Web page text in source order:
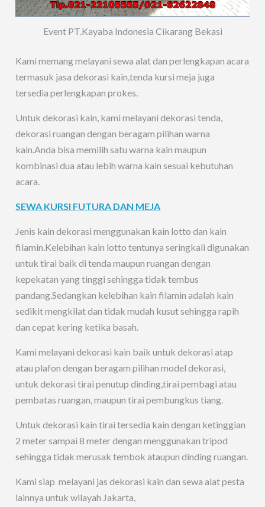
Event PT.Kayaba Indonesia Cikarang Bekasi
Kami memang melayani sewa alat dan perlengkapan acara
termasuk jasa dekorasi kain,tenda kursi meja juga
tersedia perlengkapan prokes.
Untuk dekorasi kain, kami melayani dekorasi tenda,
dekorasi ruangan dengan beragam pilihan warna
kain.Anda bisa memilih satu warna kain maupun
kombinasi dua atau lebih warna kain sesuai kebutuhan
acara.
SEWA KURSI FUTURA DAN MEJA
Jenis kain dekorasi menggunakan kain lotto dan kain
filamin.Kelebihan kain lotto tentunya seringkali digunakan
untuk tirai baik di tenda maupun ruangan dengan
kepekatan yang tinggi sehingga tidak tembus
pandang.Sedangkan kelebihan kain filamin adalah kain
sedikit mengkilat dan tidak mudah kusut sehingga rapih
dan cepat kering ketika basah.
Kami melayani dekorasi kain baik untuk dekorasi atap
atau plafon dengan beragam pilihan model dekorasi,
untuk dekorasi tirai penutup dinding,tirai pembagi atau
pembatas ruangan, maupun tirai pembungkus tiang.
Untuk dekorasi kain tirai tersedia kain dengan ketinggian
2 meter sampai 8 meter dengan menggunakan tripod
sehingga tidak merusak tembok ataupun dinding ruangan.
Kami siap melayani jas dekorasi kain dan sewa alat pesta
lainnya untuk wilayah Jakarta,